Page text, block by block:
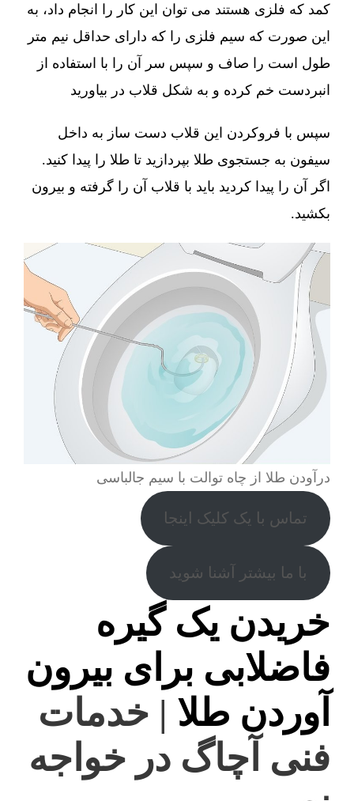
کمد که فلزی هستند می توان این کار را انجام داد، به
این صورت که سیم فلزی را که دارای حداقل نیم متر
طول است را صاف و سپس سر آن را با استفاده از
انبردست خم کرده و به شکل قلاب در بیاورید
سپس با فروکردن این قلاب دست ساز به داخل
سیفون به جستجوی طلا بپردازید تا طلا را پیدا کنید.
اگر آن را پیدا کردید باید با قلاب آن را گرفته و بیرون
بکشید.
درآودن طلا از چاه توالت با سیم جالباسی
تماس با یک کلیک اینجا
با ما بیشتر آشنا شوید
خریدن یک گیره
فاضلابی برای بیرون
آوردن طلا | خدمات
فنی آچاگ در خواجه